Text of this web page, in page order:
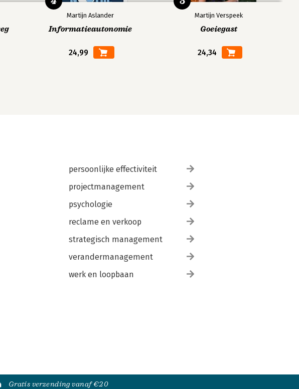
Martijn Aslander
Informatieautonomie
24,99
Martijn Verspeek
Goeiegast
24,34
persoonlijke effectiviteit
projectmanagement
psychologie
reclame en verkoop
strategisch management
verandermanagement
werk en loopbaan
Gratis verzending vanaf €20